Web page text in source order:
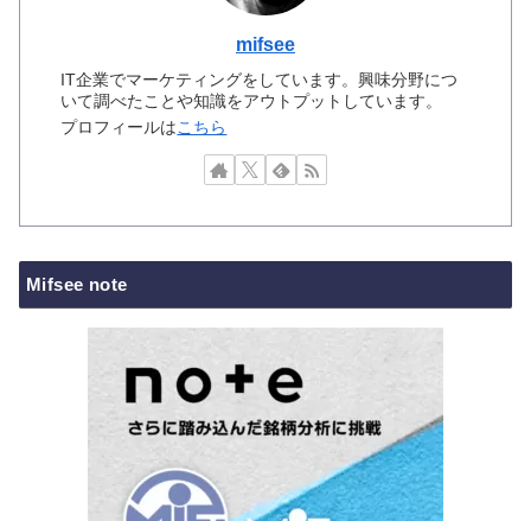
mifsee
IT企業でマーケティングをしています。興味分野につ
いて調べたことや知識をアウトプットしています。
プロフィールはこちら
Mifsee note